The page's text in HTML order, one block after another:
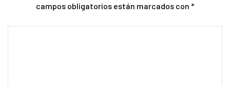
campos obligatorios están marcados con *